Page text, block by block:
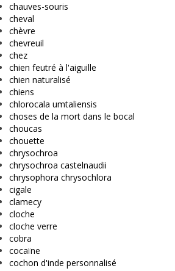
chauves-souris
cheval
chèvre
chevreuil
chez
chien feutré à l'aiguille
chien naturalisé
chiens
chlorocala umtaliensis
choses de la mort dans le bocal
choucas
chouette
chrysochroa
chrysochroa castelnaudii
chrysophora chrysochlora
cigale
clamecy
cloche
cloche verre
cobra
cocaïne
cochon d'inde personnalisé